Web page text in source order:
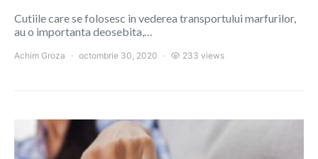
Cutiile care se folosesc in vederea transportului marfurilor,
au o importanta deosebita,…
Achim Groza octombrie 30, 2020 233 views